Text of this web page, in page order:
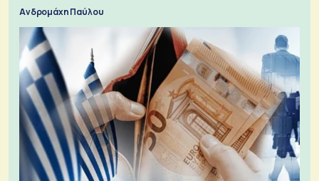
Ανδρομάχη Παύλου